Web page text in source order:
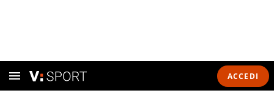
ACCEDI